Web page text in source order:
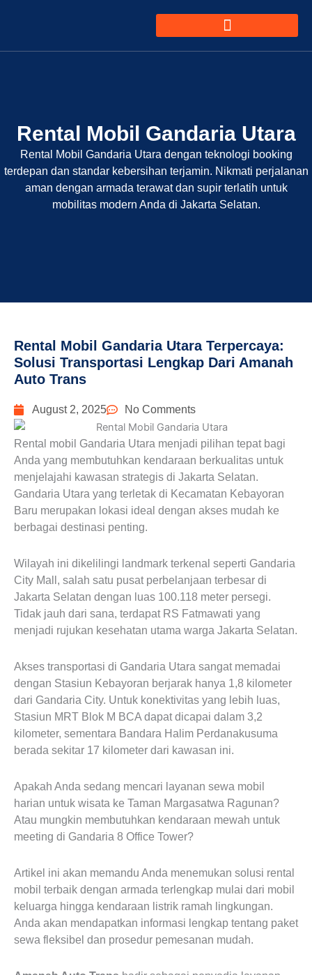
Rental Mobil Gandaria Utara
Rental Mobil Gandaria Utara dengan teknologi booking
terdepan dan standar kebersihan terjamin. Nikmati perjalanan
aman dengan armada terawat dan supir terlatih untuk
mobilitas modern Anda di Jakarta Selatan.
Rental Mobil Gandaria Utara Terpercaya:
Solusi Transportasi Lengkap Dari Amanah
Auto Trans
August 2, 2025 No Comments
Rental mobil Gandaria Utara menjadi pilihan tepat bagi
Anda yang membutuhkan kendaraan berkualitas untuk
menjelajahi kawasan strategis di Jakarta Selatan.
Gandaria Utara yang terletak di Kecamatan Kebayoran
Baru merupakan lokasi ideal dengan akses mudah ke
berbagai destinasi penting.
Wilayah ini dikelilingi landmark terkenal seperti Gandaria
City Mall, salah satu pusat perbelanjaan terbesar di
Jakarta Selatan dengan luas 100.118 meter persegi.
Tidak jauh dari sana, terdapat RS Fatmawati yang
menjadi rujukan kesehatan utama warga Jakarta Selatan.
Akses transportasi di Gandaria Utara sangat memadai
dengan Stasiun Kebayoran berjarak hanya 1,8 kilometer
dari Gandaria City. Untuk konektivitas yang lebih luas,
Stasiun MRT Blok M BCA dapat dicapai dalam 3,2
kilometer, sementara Bandara Halim Perdanakusuma
berada sekitar 17 kilometer dari kawasan ini.
Apakah Anda sedang mencari layanan sewa mobil
harian untuk wisata ke Taman Margasatwa Ragunan?
Atau mungkin membutuhkan kendaraan mewah untuk
meeting di Gandaria 8 Office Tower?
Artikel ini akan memandu Anda menemukan solusi rental
mobil terbaik dengan armada terlengkap mulai dari mobil
keluarga hingga kendaraan listrik ramah lingkungan.
Anda akan mendapatkan informasi lengkap tentang paket
sewa fleksibel dan prosedur pemesanan mudah.